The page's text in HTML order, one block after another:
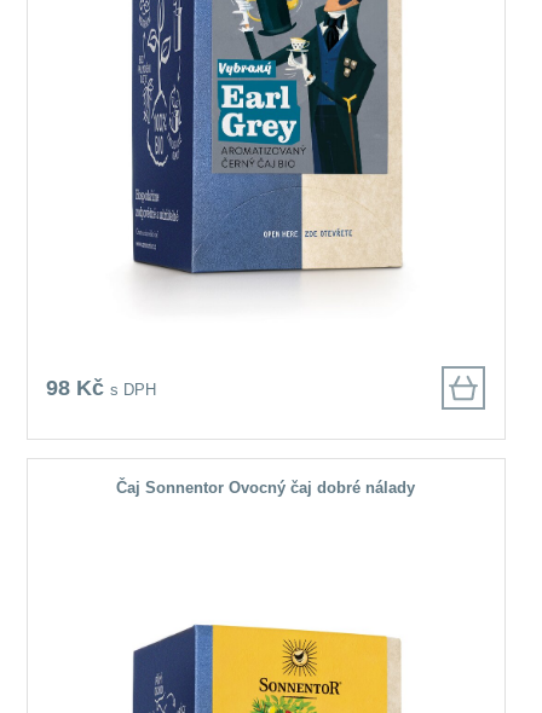
98 Kčs DPH
Čaj Sonnentor Ovocný čaj dobré nálady